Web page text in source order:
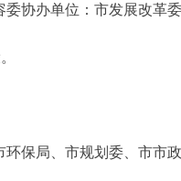
办单位：市发展改革
保局、市规划委、市市